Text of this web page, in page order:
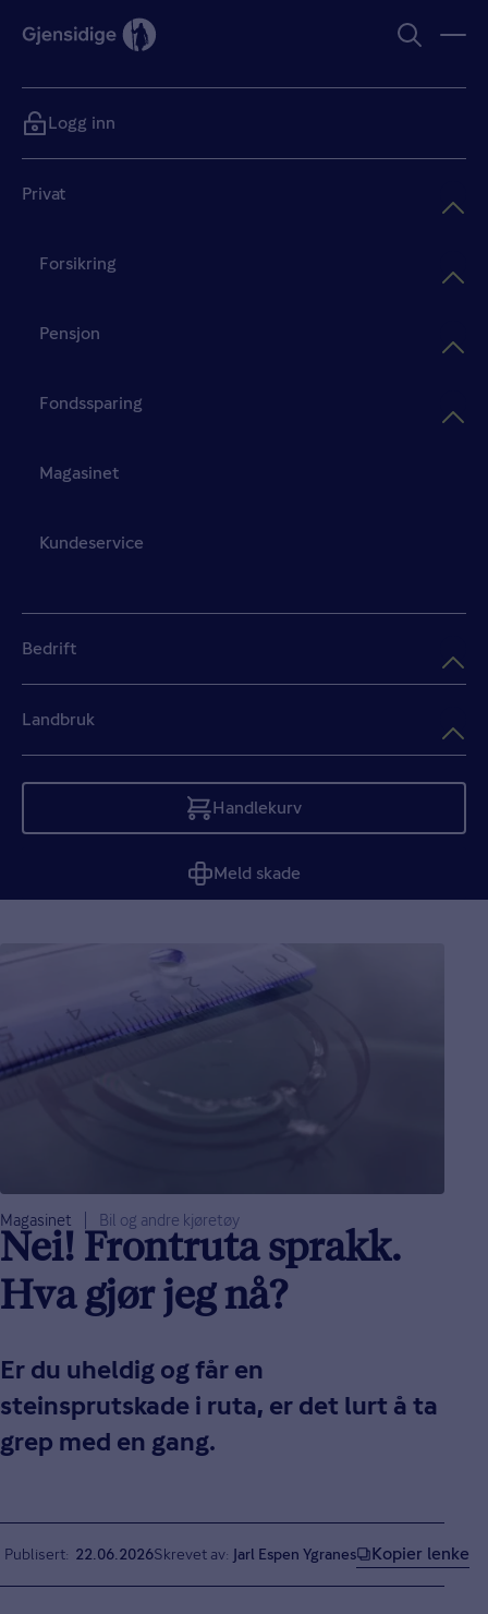
Privat
Forsikring
Pensjon
Fondssparing
Magasinet
Kundeservice
Bedrift
Landbruk
Handlekurv
Tom
Meld skade
Logg inn
Magasinet Bil og andre kjøretøy
Nei! Frontruta sprakk.
Hva gjør jeg nå?
Er du uheldig og får en
steinsprutskade i ruta, er det lurt å ta
grep med en gang.
Publisert 22.06.2026Skrevet av: Jarl Espen Ygranes Kopier lenke